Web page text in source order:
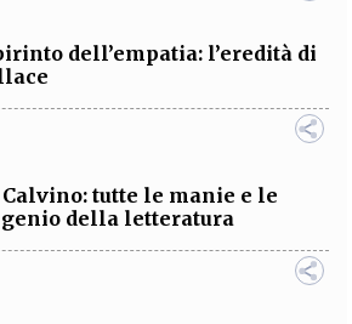
dell’empatia: l’eredità di
tutte le manie e le
della letteratura